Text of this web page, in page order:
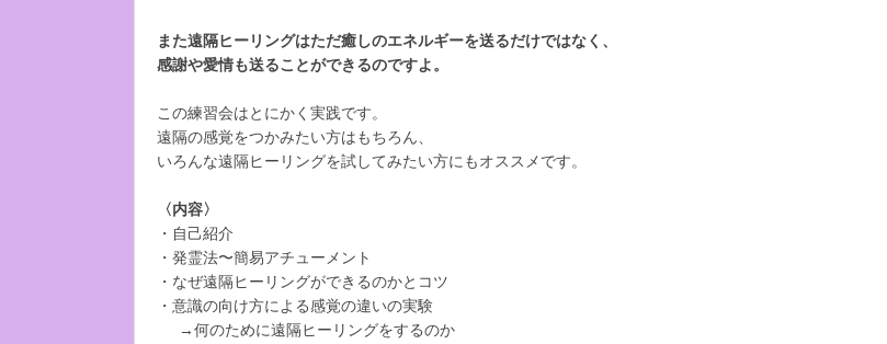
また遠隔ヒーリングはただ癒しのエネルギーを送るだけではなく、
感謝や愛情も送ることができるのですよ。
この練習会はとにかく実践です。
遠隔の感覚をつかみたい方はもちろん、
いろんな遠隔ヒーリングを試してみたい方にもオススメです。
〈内容〉
・自己紹介
・発霊法〜簡易アチューメント
・なぜ遠隔ヒーリングができるのかとコツ
・意識の向け方による感覚の違いの実験
→何のために遠隔ヒーリングをするのか